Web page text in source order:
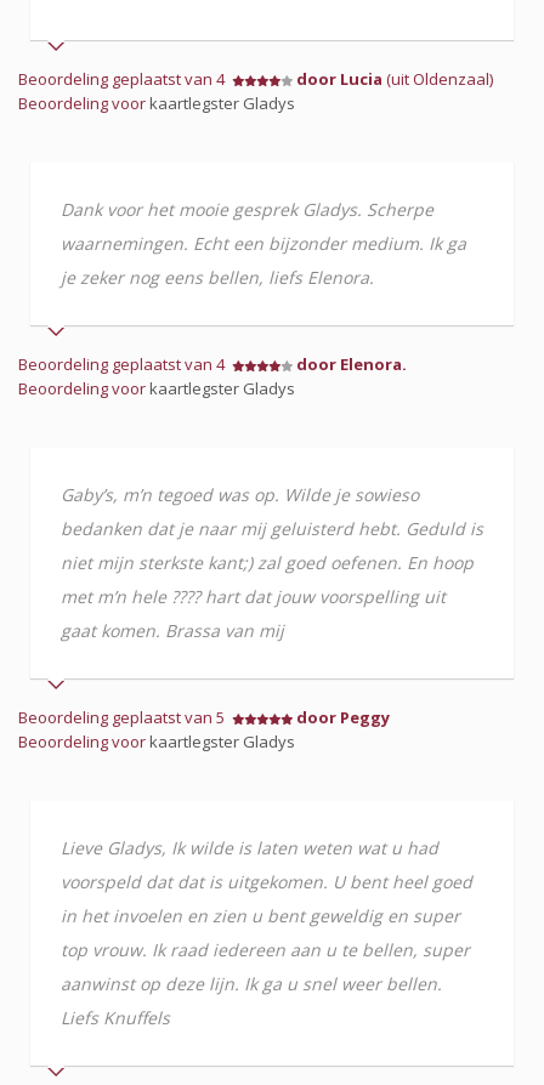
Beoordeling geplaatst van 4 door Lucia (uit Oldenzaal)
Beoordeling voorkaartlegster Gladys
Dank voor het mooie gesprek Gladys. Scherpe
waarnemingen. Echt een bijzonder medium. Ik ga
je zeker nog eens bellen, liefs Elenora.
Beoordeling geplaatst van 4
door Elenora.
Beoordeling voorkaartlegster Gladys
Gaby’s, m’n tegoed was op. Wilde je sowieso
bedanken dat je naar mij geluisterd hebt. Geduld is
niet mijn sterkste kant;) zal goed oefenen. En hoop
met m’n hele ???? hart dat jouw voorspelling uit
gaat komen. Brassa van mij
Beoordeling geplaatst van 5
door Peggy
Beoordeling voorkaartlegster Gladys
Lieve Gladys, Ik wilde is laten weten wat u had
voorspeld dat dat is uitgekomen. U bent heel goed
in het invoelen en zien u bent geweldig en super
top vrouw. Ik raad iedereen aan u te bellen, super
aanwinst op deze lijn. Ik ga u snel weer bellen.
Liefs Knuffels